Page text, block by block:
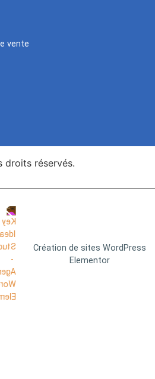
vente
droits réservés.
Création de sites WordPress
Elementor